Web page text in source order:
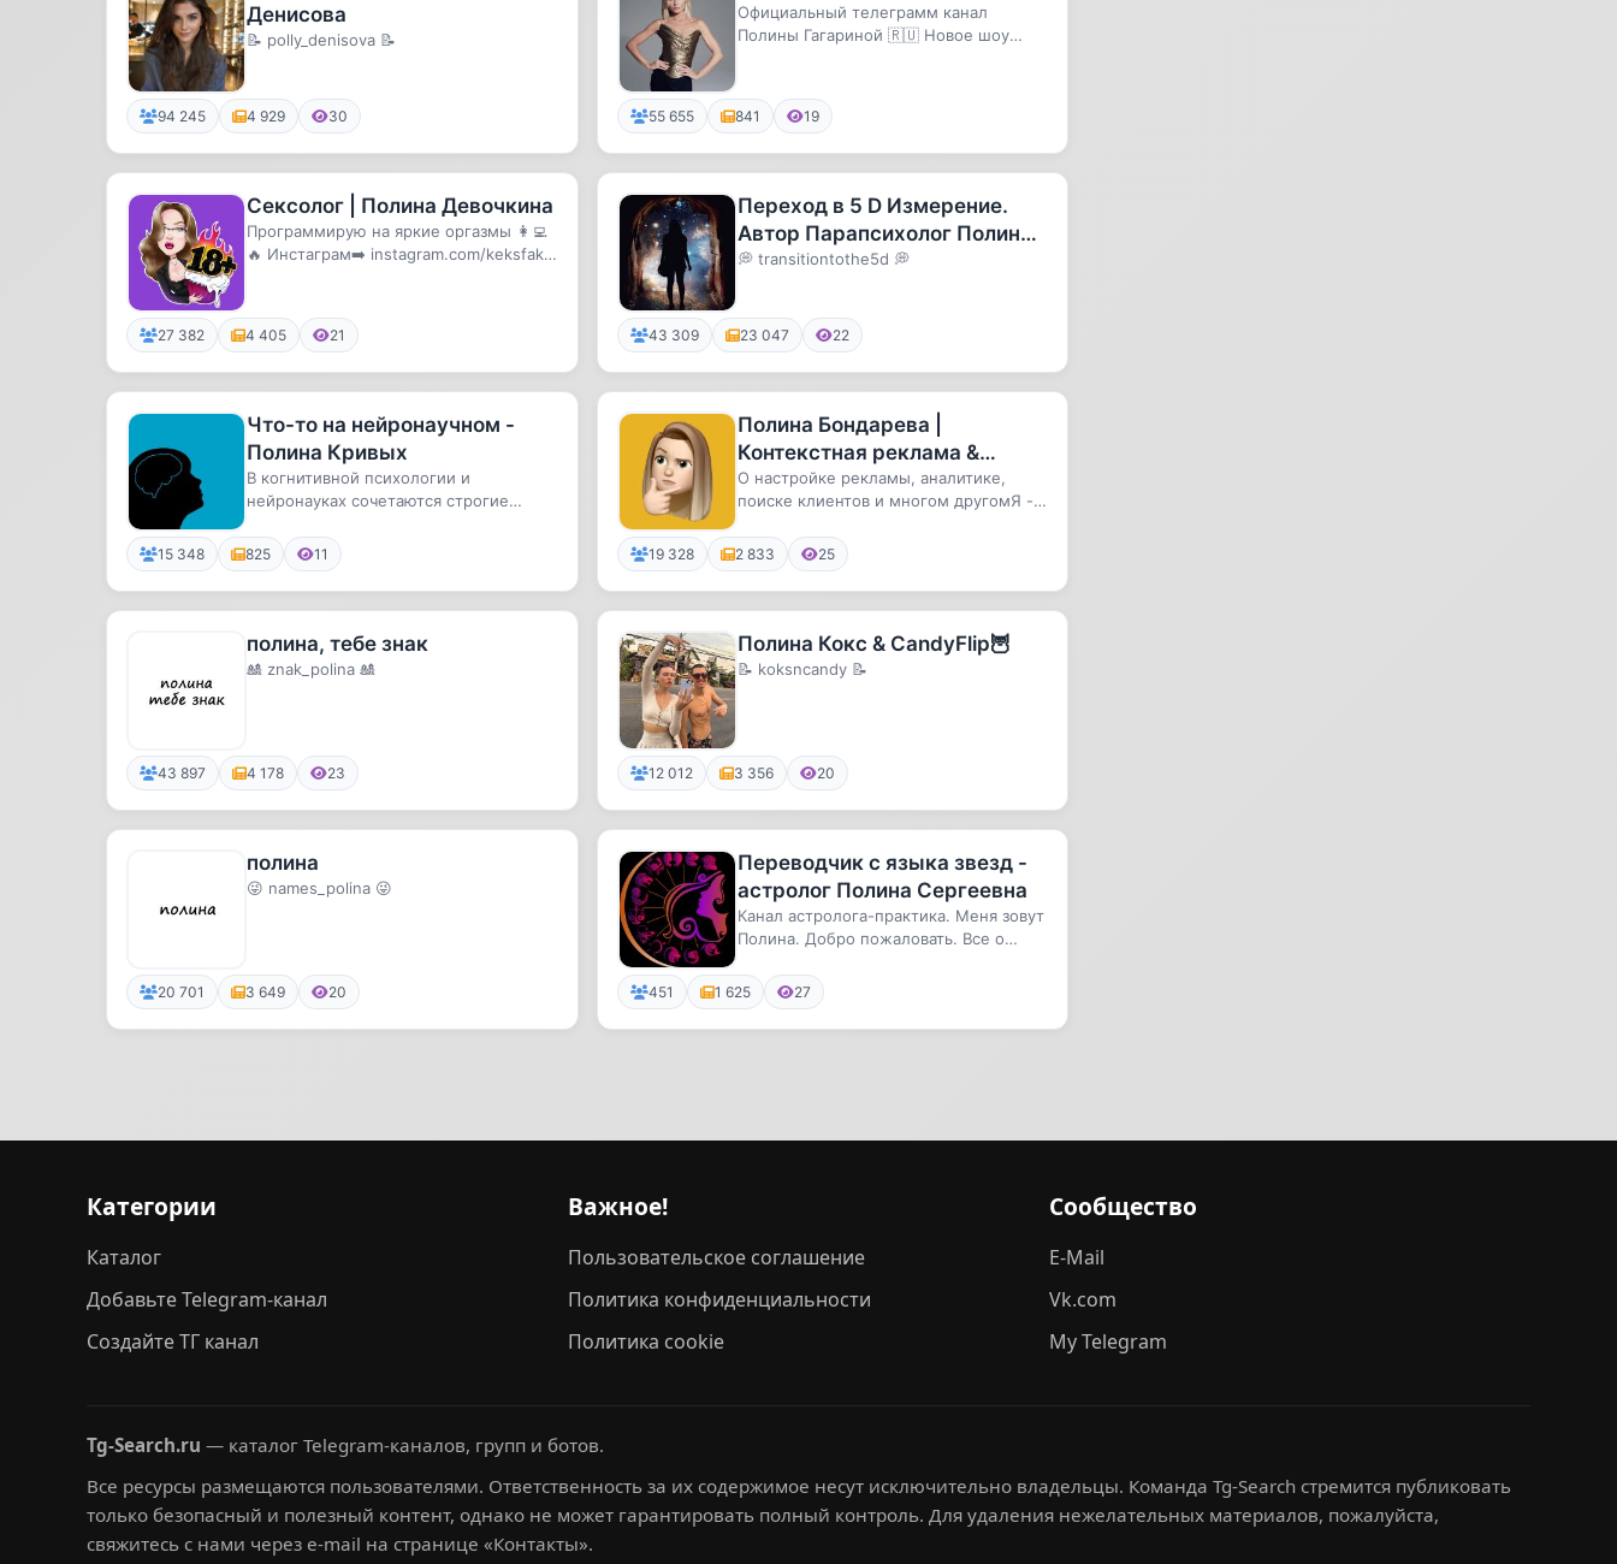
Денисова
📝 polly_denisova 📝
94 245 4 929 30
Официальный телеграмм канал
Полины Гагариной 🇷🇺 Новое шоу
55 655 841 19
Сексолог | Полина Девочкина
Программирую на яркие оргазмы 👩‍💻
🔥 Инстаграм➡️ instagram.com/keksfakt/
27 382 4 405 21
Переход в 5 D Измерение.
Автор Парапсихолог Полина
Сухова
💭 transitiontothe5d 💭
43 309 23 047 22
Что-то на нейронаучном -
Полина Кривых
В когнитивной психологии и
нейронауках сочетаются строгие
исслед...
15 348 825 11
Полина Бондарева |
Контекстная реклама &
Фриланс
О настройке рекламы, аналитике,
поиске клиентов и многом другомЯ -
19 328 2 833 25
полина, тебе знак
🎎 znak_polina 🎎
43 897 4 178 23
Полина Кокс & CandyFlip🦉
📝 koksncandy 📝
12 012 3 356 20
полина
😜 names_polina 😜
20 701 3 649 20
Переводчик с языка звезд -
астролог Полина Сергеевна
Канал астролога-практика. Меня зовут
Полина. Добро пожаловать. Все о
451 1 625 27
Категории
Каталог
Добавьте Telegram-канал
Создайте ТГ канал
Важное!
Пользовательское соглашение
Политика конфиденциальности
Политика cookie
Сообщество
E-Mail
Vk.com
My Telegram
Tg-Search.ru — каталог Telegram-каналов, групп и ботов.
Все ресурсы размещаются пользователями. Ответственность за их содержимое несут исключительно владельцы. Команда Tg-Search стремится публиковать
только безопасный и полезный контент, однако не может гарантировать полный контроль. Для удаления нежелательных материалов, пожалуйста,
свяжитесь с нами через e-mail на странице «Контакты».